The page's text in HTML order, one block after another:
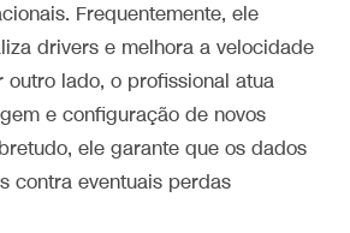
Frequentemente, ele
drivers e melhora a velocidade
outro lado, o profissional atua
e configuração de novos
ele garante que os dados
contra eventuais perdas